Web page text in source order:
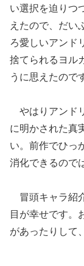
い選択を迫りつ
えたので、だい
ろ愛しいアンド
捨てられるヨル
うに思えたので
やはりアンド
に明かされた真
い。前作でひっ
消化できるので
冒頭キャラ紹
目が幸せです。
があったりして